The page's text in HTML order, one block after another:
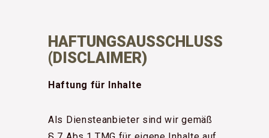
HAFTUNGSAUSSCHLUSS
(DISCLAIMER)
Haftung für Inhalte
Als Diensteanbieter sind wir gemäß